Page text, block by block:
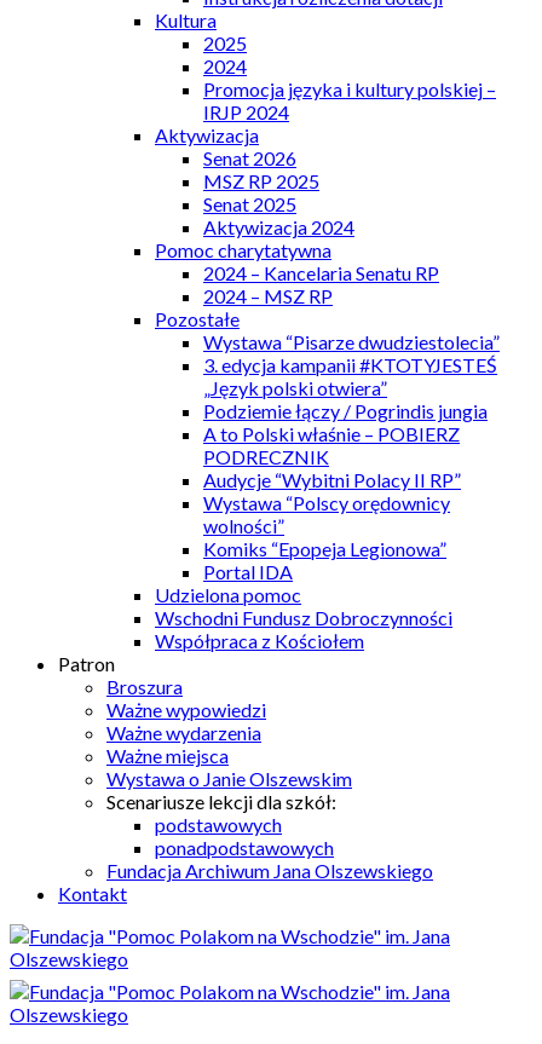
Kultura
2025
2024
Promocja języka i kultury polskiej –
IRJP 2024
Aktywizacja
Senat 2026
MSZ RP 2025
Senat 2025
Aktywizacja 2024
Pomoc charytatywna
2024 – Kancelaria Senatu RP
2024 – MSZ RP
Pozostałe
Wystawa “Pisarze dwudziestolecia”
3. edycja kampanii #KTOTYJESTEŚ
„Język polski otwiera”
Podziemie łączy / Pogrindis jungia
A to Polski właśnie – POBIERZ
PODRECZNIK
Audycje “Wybitni Polacy II RP”
Wystawa “Polscy orędownicy
wolności”
Komiks “Epopeja Legionowa”
Portal IDA
Udzielona pomoc
Wschodni Fundusz Dobroczynności
Współpraca z Kościołem
Patron
Broszura
Ważne wypowiedzi
Ważne wydarzenia
Ważne miejsca
Wystawa o Janie Olszewskim
Scenariusze lekcji dla szkół:
podstawowych
ponadpodstawowych
Fundacja Archiwum Jana Olszewskiego
Kontakt